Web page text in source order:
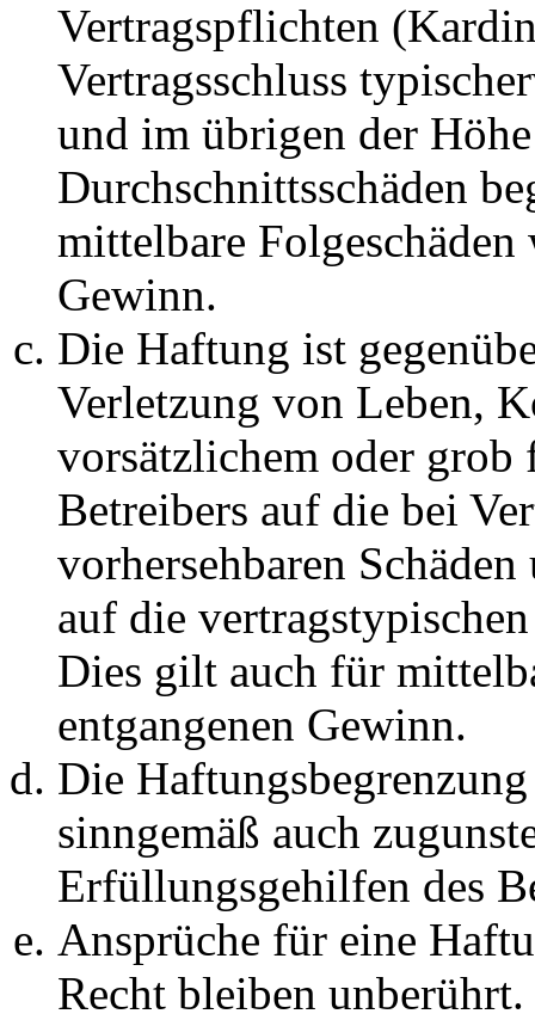
Vertragspflichten
Vertragsschluss
und im übrigen der
Durchschnittsschäden
mittelbare Folgeschäden
Gewinn.
Die Haftung ist
Verletzung von Leben,
vorsätzlichem oder grob
Betreibers auf die bei
vorhersehbaren
auf die
Dies gilt auch für
entgangenen Gewinn.
Die
sinngemäß auch
Erfüllungsgehilfen des
Ansprüche für eine
Recht bleiben unberührt.